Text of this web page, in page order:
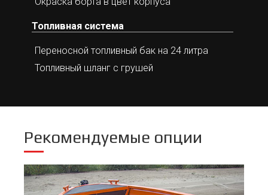
Топливная система
Переносной топливный бак на 24 литра
Топливный шланг с грушей
Рекомендуемые опции